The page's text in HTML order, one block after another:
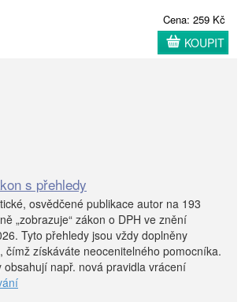
Cena: 259 Kč
KOUPIT
s přehledy
osvědčené publikace autor na 193
„zobrazuje“ zákon o DPH ve znění
Tyto přehledy jsou vždy doplněny
čímž získáváte neocenitelného pomocníka.
obsahují např. nová pravidla vrácení